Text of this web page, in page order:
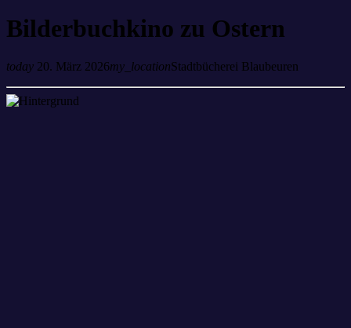
Bilderbuchkino zu Ostern
today 20. März 2026my_locationStadtbücherei Blaubeuren